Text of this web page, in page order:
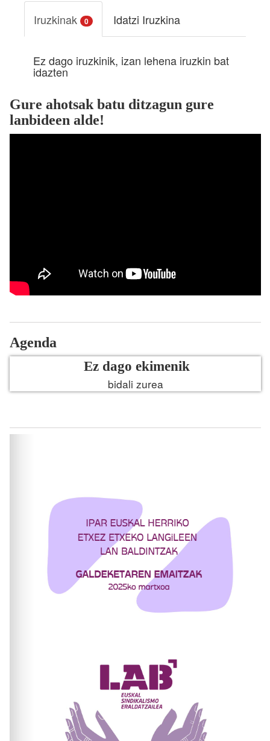
Iruzkinak 0 Idatzi Iruzkina
Ez dago iruzkinik, izan lehena iruzkin bat
idazten
Gure ahotsak batu ditzagun gure
lanbideen alde!
Agenda
Ez dago ekimenik
bidali zurea